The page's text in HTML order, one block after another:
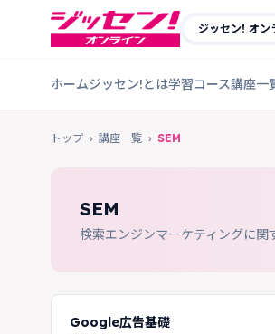
ジッセン! オン
ホームジッセン!とは学習コース講座一
トップ › 講座一覧 › SEM
SEM
検索エンジンマーケティングに関
Google広告基礎